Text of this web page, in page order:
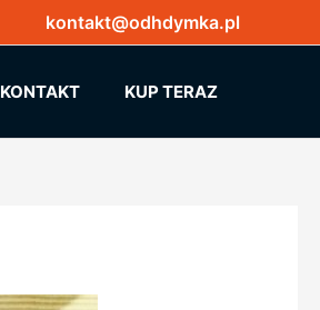
kontakt@odhdymka.pl
KONTAKT KUP TERAZ